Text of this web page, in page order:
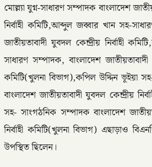
মোল্ল্যা যুগ্ন-সাধারণ সম্পাদক বাংলাদেশ
নির্বাহী কমিটি,আব্দুল জব্বার খান সহ-
জাতীয়তাবাদী যুবদল কেন্দ্রীয় নির্বাহী
সাধারণ সম্পাদক, বাংলাদেশ জাতীয়তাবাদী
কমিটি(খুলনা বিভাগ),কপিল উদ্দিন ভূইয়া
বাংলাদেশ জাতীয়তাবাদী যুবদল কেন্দ্রীয়
সহ- সাংগঠনিক সম্পাদক বাংলাদেশ
নির্বাহী কমিটি(খুলনা বিভাগ) এছাড়াও
উপস্থিত ছিলেন।